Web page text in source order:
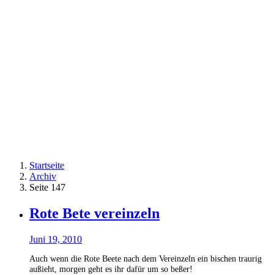
Startseite
Archiv
Seite 147
Rote Bete vereinzeln
Juni 19, 2010
Auch wenn die Rote Beete nach dem Vereinzeln ein bischen traurig
außieht, morgen geht es ihr dafür um so beßer!